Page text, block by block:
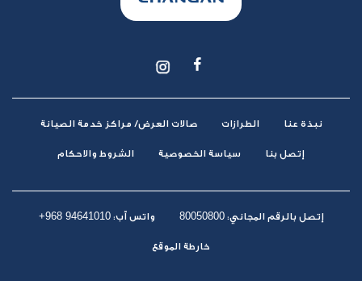
نبذة عنا الطرازات صالات العرض/ مراكز خدمة الصيانة
إتصل بنا سياسة الخصوصية الشروط والاحكام
إتصل بالرقم المجاني:80050800 واتس آب:+968 94641010
خارطة الموقع